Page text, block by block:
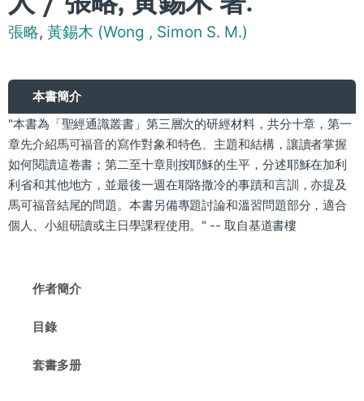
張略, 黃錫木 (Wong , Simon S. M.)
本書簡介
作者簡介
目錄
套書多册
"本書為「聖經通識叢書」第三層次的研經材料，共分十章，第一
章先介紹馬可福音的寫作對象和特色、主題和結構，讓讀者掌握
如何閱讀這卷書；第二至十章則按耶穌的生平，分述耶穌在加利
利省和其他地方，並最後一週在耶路撒冷的事蹟和言訓，亦提及
馬可福音結尾的問題。本書另備專題討論和溫習問題部分，適合
個人、小組研讀或主日學課程使用。" -- 取自基道書樓